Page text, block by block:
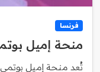
فرنسا
منحة إميل